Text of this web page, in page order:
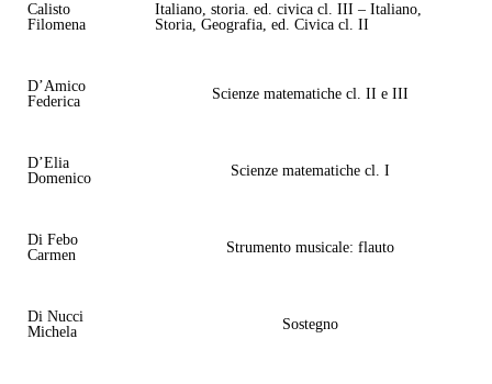
Calisto
Filomena
Italiano, storia. ed. civica cl. III – Italiano,
Storia, Geografia, ed. Civica cl. II
D’Amico
Federica
Scienze matematiche cl. II e III
D’Elia
Domenico
Scienze matematiche cl. I
Di Febo
Carmen
Strumento musicale: flauto
Di Nucci
Michela
Sostegno